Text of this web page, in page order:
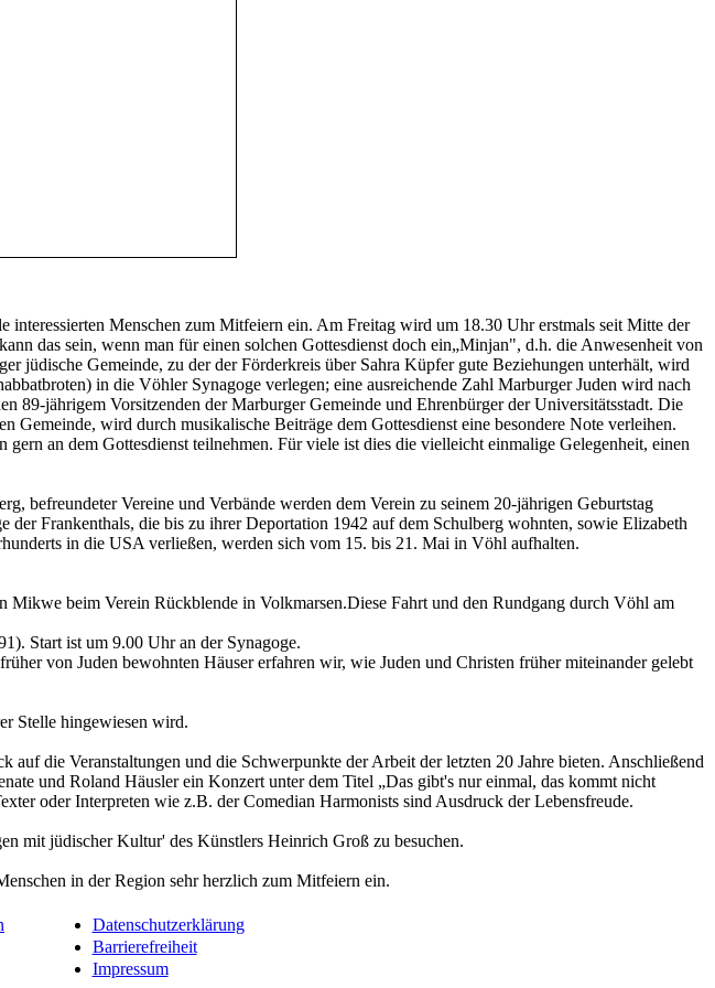
Menschen zum Mitfeiern ein. Am Freitag wird um 18.30 Uhr erstmals seit Mitte der
das sein, wenn man für einen solchen Gottesdienst doch ein„Minjan", d.h. die Anwesenheit von
jüdische Gemeinde, zu der der Förderkreis über Sahra Küpfer gute Beziehungen unterhält, wird
in die Vöhler Synagoge verlegen; eine ausreichende Zahl Marburger Juden wird nach
jährigem Vorsitzenden der Marburger Gemeinde und Ehrenbürger der Universitätsstadt. Die
wird durch musikalische Beiträge dem Gottesdienst eine besondere Note verleihen.
an dem Gottesdienst teilnehmen. Für viele ist dies die vielleicht einmalige Gelegenheit, einen
befreundeter Vereine und Verbände werden dem Verein zu seinem 20-jährigen Geburtstag
Frankenthals, die bis zu ihrer Deportation 1942 auf dem Schulberg wohnten, sowie Elizabeth
in die USA verließen, werden sich vom 15. bis 21. Mai in Vöhl aufhalten.
beim Verein Rückblende in Volkmarsen.Diese Fahrt und den Rundgang durch Vöhl am
Start ist um 9.00 Uhr an der Synagoge.
von Juden bewohnten Häuser erfahren wir, wie Juden und Christen früher miteinander gelebt
Stelle hingewiesen wird.
die Veranstaltungen und die Schwerpunkte der Arbeit der letzten 20 Jahre bieten. Anschließend
und Roland Häusler ein Konzert unter dem Titel „Das gibt's nur einmal, das kommt nicht
oder Interpreten wie z.B. der Comedian Harmonists sind Ausdruck der Lebensfreude.
mit jüdischer Kultur' des Künstlers Heinrich Groß zu besuchen.
in der Region sehr herzlich zum Mitfeiern ein.
Datenschutzerklärung
Barrierefreiheit
Impressum